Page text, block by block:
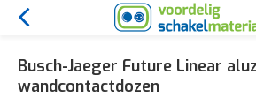
Busch-Jaeger Future Linear
wandcontactdozen